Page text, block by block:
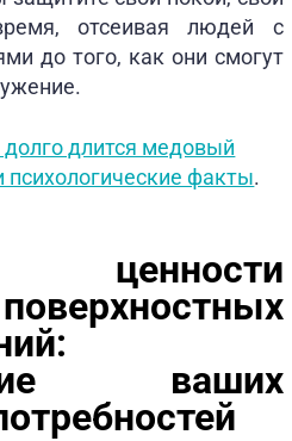
отсеивая людей с
до того, как они смогут
долго длится медовый
психологические факты.
ценности
ваших